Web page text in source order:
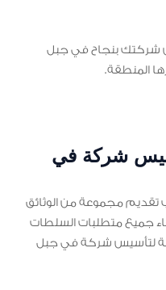
شركتك بنجاح في جبل
المنطقة.
شركة في
تقديم مجموعة من الوثائق
جميع متطلبات السلطات
لتأسيس شركة في جبل